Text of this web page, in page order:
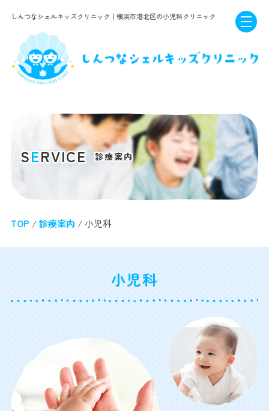
しんつなシェルキッズクリニック｜横浜市港北区の小児科クリニック
SERVICE 診療案内
TOP / 診療案内 / 小児科
小児科